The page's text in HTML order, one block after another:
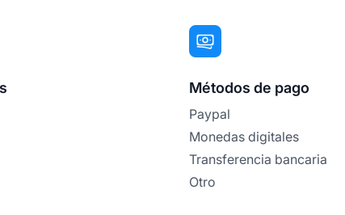
Métodos de pago
Paypal
Monedas digitales
Transferencia bancaria
Otro